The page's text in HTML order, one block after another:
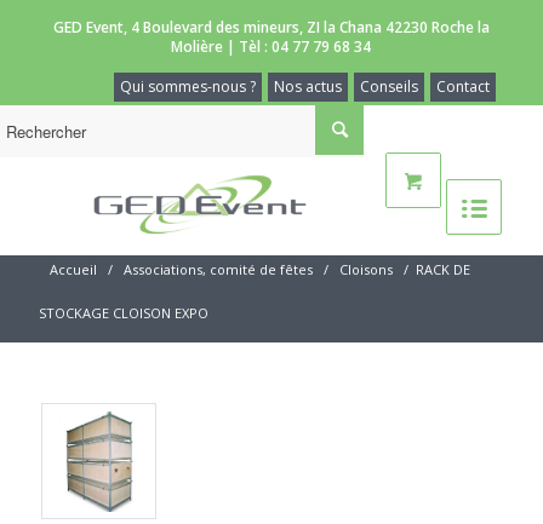
GED Event, 4 Boulevard des mineurs, ZI la Chana 42230 Roche la
Molière | Tèl :04 77 79 68 34
Contact
Conseils
Nos actus
Qui sommes-nous ?
Accueil / Associations, comité de fêtes / Cloisons / RACK DE
STOCKAGE CLOISON EXPO